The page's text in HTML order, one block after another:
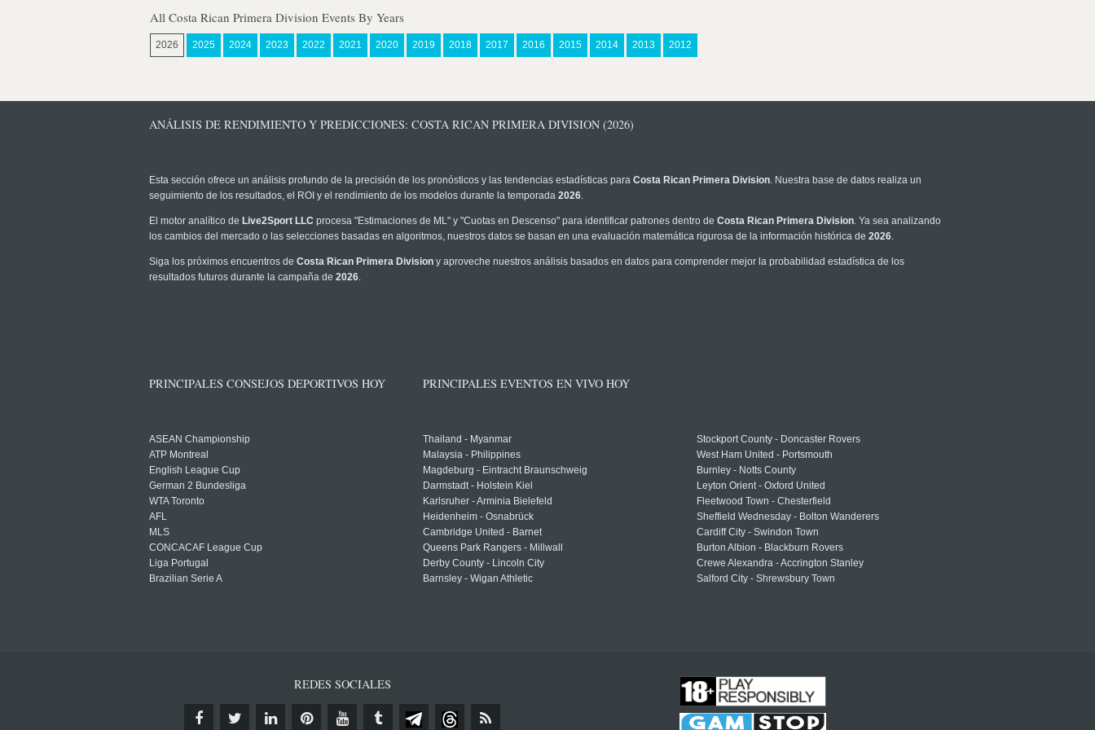
All Costa Rican Primera Division Events By Years
2026 2025 2024 2023 2022 2021 2020 2019 2018 2017 2016 2015 2014 2013 2012
ANÁLISIS DE RENDIMIENTO Y PREDICCIONES: COSTA RICAN PRIMERA DIVISION (2026)
Esta sección ofrece un análisis profundo de la precisión de los pronósticos y las tendencias estadísticas para Costa Rican Primera Division. Nuestra base de datos realiza un
seguimiento de los resultados, el ROI y el rendimiento de los modelos durante la temporada 2026.
El motor analítico de Live2Sport LLC procesa "Estimaciones de ML" y "Cuotas en Descenso" para identificar patrones dentro de Costa Rican Primera Division. Ya sea analizando
los cambios del mercado o las selecciones basadas en algoritmos, nuestros datos se basan en una evaluación matemática rigurosa de la información histórica de 2026.
Siga los próximos encuentros de Costa Rican Primera Division y aproveche nuestros análisis basados en datos para comprender mejor la probabilidad estadística de los
resultados futuros durante la campaña de 2026.
PRINCIPALES CONSEJOS DEPORTIVOS HOY
ASEAN Championship
ATP Montreal
English League Cup
German 2 Bundesliga
WTA Toronto
AFL
MLS
CONCACAF League Cup
Liga Portugal
Brazilian Serie A
PRINCIPALES EVENTOS EN VIVO HOY
Thailand - Myanmar
Malaysia - Philippines
Magdeburg - Eintracht Braunschweig
Darmstadt - Holstein Kiel
Karlsruher - Arminia Bielefeld
Heidenheim - Osnabrück
Cambridge United - Barnet
Queens Park Rangers - Millwall
Derby County - Lincoln City
Barnsley - Wigan Athletic
Stockport County - Doncaster Rovers
West Ham United - Portsmouth
Burnley - Notts County
Leyton Orient - Oxford United
Fleetwood Town - Chesterfield
Sheffield Wednesday - Bolton Wanderers
Cardiff City - Swindon Town
Burton Albion - Blackburn Rovers
Crewe Alexandra - Accrington Stanley
Salford City - Shrewsbury Town
REDES SOCIALES